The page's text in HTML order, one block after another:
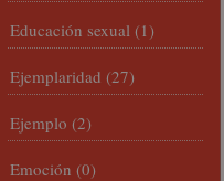
Educación sexual (1)
Ejemplaridad (27)
Ejemplo (2)
Emoción (0)